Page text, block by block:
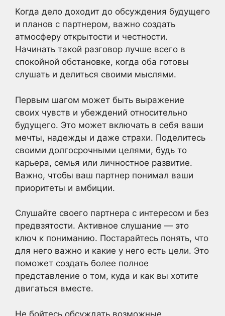
Когда дело доходит до обсуждения будущего
и планов с партнером, важно создать
атмосферу открытости и честности.
Начинать такой разговор лучше всего в
спокойной обстановке, когда оба готовы
слушать и делиться своими мыслями.
Первым шагом может быть выражение
своих чувств и убеждений относительно
будущего. Это может включать в себя ваши
мечты, надежды и даже страхи. Поделитесь
своими долгосрочными целями, будь то
карьера, семья или личностное развитие.
Важно, чтобы ваш партнер понимал ваши
приоритеты и амбиции.
Слушайте своего партнера с интересом и без
предвзятости. Активное слушание — это
ключ к пониманию. Постарайтесь понять, что
для него важно и какие у него есть цели. Это
поможет создать более полное
представление о том, куда и как вы хотите
двигаться вместе.
Не бойтесь обсуждать возможные